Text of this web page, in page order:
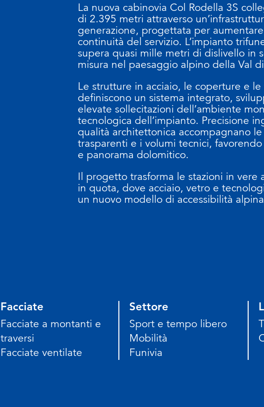
La nuova cabinovia Col Rodella 3S
di 2.395 metri attraverso
generazione, progettata per
continuità del servizio. L’impianto
supera quasi mille metri di dislivello in
misura nel paesaggio alpino della Val di
Le strutture in acciaio, le coperture e
definiscono un sistema integrato,
elevate sollecitazioni dell’ambiente
tecnologica dell’impianto. Precisione
qualità architettonica accompagnano
trasparenti e i volumi tecnici,
e panorama dolomitico.
Il progetto trasforma le stazioni in
in quota, dove acciaio, vetro e
un nuovo modello di accessibilità
Facciate
Facciate a montanti e
traversi
Facciate ventilate
Settore
Sport e tempo libero
Mobilità
Funivia